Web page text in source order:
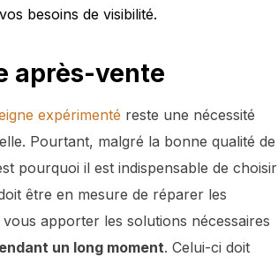
besoins de visibilité.
après-vente
expérimenté reste une nécessité
Pourtant, malgré la bonne qualité de
pourquoi il est indispensable de choisir
être en mesure de réparer les
apporter les solutions nécessaires
un long moment. Celui-ci doit